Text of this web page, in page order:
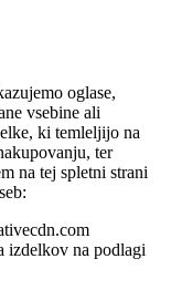
oglase,
vsebine ali
ki temleljijo na
ter
na tej spletni strani
izdelkov na podlagi